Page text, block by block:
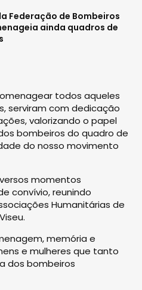
Federação de Bombeiros
ainda quadros de
todos aqueles
serviram com dedicação
valorizando o papel
bombeiros do quadro de
do nosso movimento
momentos
convívio, reunindo
Humanitárias de
memória e
e mulheres que tanto
dos bombeiros